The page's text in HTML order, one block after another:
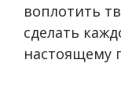
воплотить
сделать
настоящему